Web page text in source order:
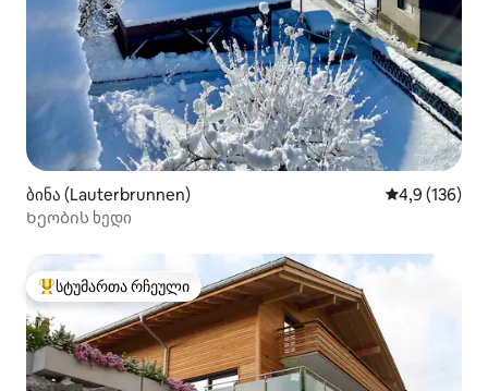
ბინა (Lauterbrunnen) საშუალო
4,9 (136)
Ხეობის ხედი
სტუმართა რჩეული მოწინავე ვარიანტი
სტუმართა რჩეული